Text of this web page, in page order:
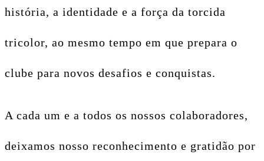
história, a identidade e a força da torcida
tricolor, ao mesmo tempo em que prepara o
clube para novos desafios e conquistas.
A cada um e a todos os nossos colaboradores,
deixamos nosso reconhecimento e gratidão por